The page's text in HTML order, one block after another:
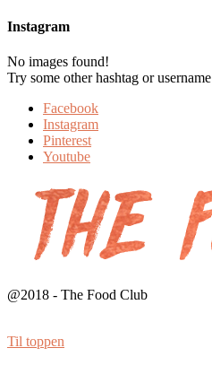
Instagram
No images found!
Try some other hashtag or username
Facebook
Instagram
Pinterest
Youtube
@2018 - The Food Club
Til toppen